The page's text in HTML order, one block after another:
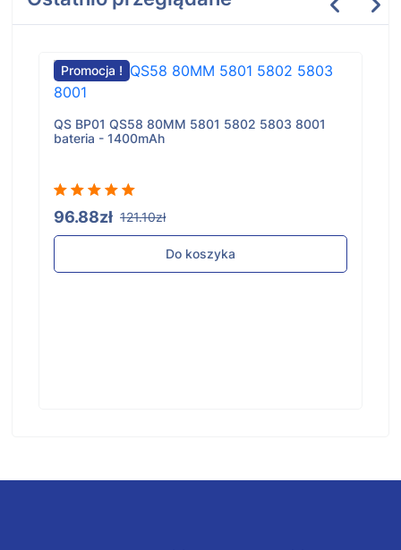
Promocja !
QS BP01 QS58 80MM 5801 5802 5803 8001
bateria - 1400mAh
96.88zł 121.10zł
Do koszyka